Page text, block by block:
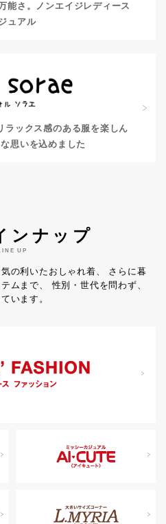
能さ。
ノンエイジレディース
ュアル
ラックス感のある服を楽しん
思いを込めました
ンナップ
UP
の利いたおしゃれ着、
さらに暮
ムまで、
性別・世代を問わず、
います。